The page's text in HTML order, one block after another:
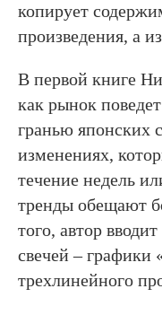
копирует
произведения, а
В первой книге
как рынок
гранью японских
изменениях,
течение недель
тренды обещают
того, автор
свечей – графики
трехлинейного